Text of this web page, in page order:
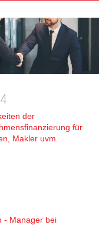
4
der
für
Makler uvm.
- Manager bei